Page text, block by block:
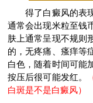
得了白癜风的表现
通常会出现米粒至钱
肤上通常呈现不规则
的，无疼痛、瘙痒等
白色，随着时间可能
按压后很可能发红。
白斑是不是白癜风）